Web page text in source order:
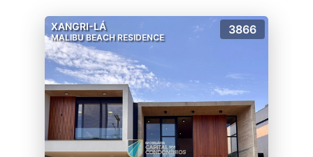
XANGRI-LÁ
MALIBU BEACH RESIDENCE
3866